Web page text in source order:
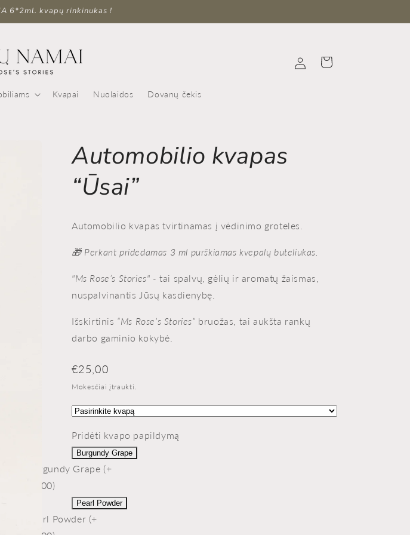
6*2ml. kvapų rinkinukas !
Kvapai Nuolaidos Dovanų čekis
PrisijungtiKrepšelis
Automobilio kvapas
“Ūsai”
Automobilio kvapas tvirtinamas į vėdinimo groteles.
🎁 Perkant pridedamas 3 ml purškiamas kvepalų buteliukas.
"Ms Rose’s Stories" -tai spalvų, gėlių ir aromatų žaismas,
nuspalvinantis Jūsų kasdienybę.
Išskirtinis “Ms Rose’s Stories” bruožas, tai aukšta rankų
darbo gaminio kokybė.
Įprasta
kaina
€25,00
Mokesčiai įtraukti.
Pridėti kvapo papildymą
Burgundy Grape
Burgundy Grape (+
€5,00)
Pearl Powder
Pearl Powder (+